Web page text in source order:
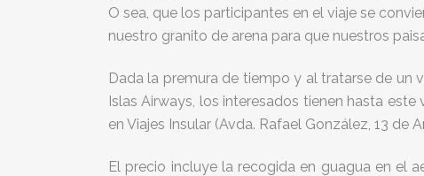
O sea, que los participantes en el viaje se
nuestro granito de arena para que nuestros
Dada la premura de tiempo y al tratarse de un
Islas Airways, los interesados tienen hasta
en Viajes Insular (Avda. Rafael González, 13
El precio incluye la recogida en guagua en el